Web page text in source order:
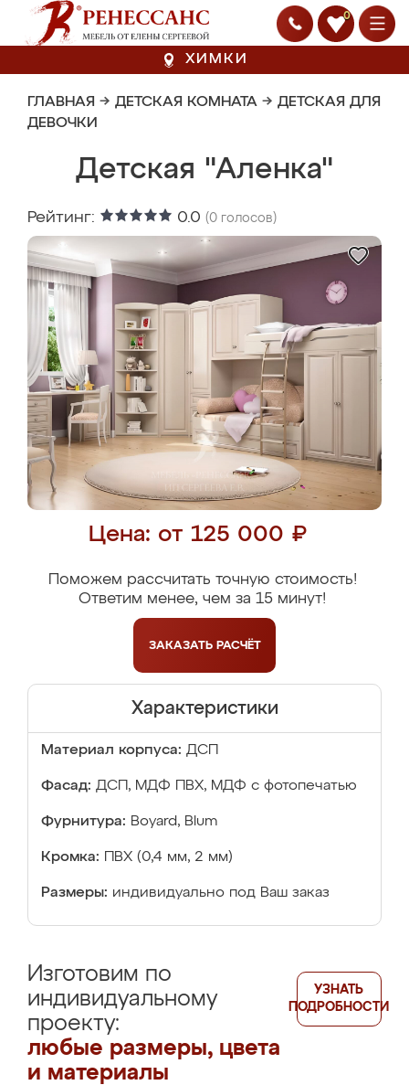
0
ХИМКИ
ГЛАВНАЯ → ДЕТСКАЯ КОМНАТА → ДЕТСКАЯ ДЛЯ
ДЕВОЧКИ
Детская "Аленка"
Рейтинг: 0.0 (0 голосов)
Цена: от 125 000 ₽
Поможем рассчитать точную стоимость!
Ответим менее, чем за 15 минут!
ЗАКАЗАТЬ РАСЧЁТ
Характеристики
Материал корпуса: ДСП
Фасад: ДСП, МДФ ПВХ, МДФ с фотопечатью
Фурнитура: Boyard, Blum
Кромка: ПВХ (0,4 мм, 2 мм)
Размеры: индивидуально под Ваш заказ
Изготовим по
индивидуальному
проекту:
любые размеры, цвета
и материалы
УЗНАТЬ
ПОДРОБНОСТИ